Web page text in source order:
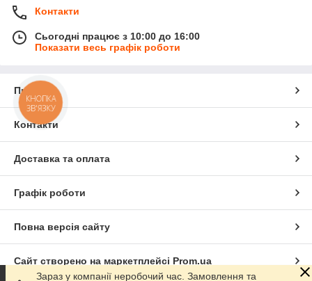
Контакти
Сьогодні працює з 10:00 до 16:00
Показати весь графік роботи
Про нас
Контакти
Доставка та оплата
Графік роботи
Повна версія сайту
Сайт створено на маркетплейсі Prom.ua
Зараз у компанії неробочий час. Замовлення та
КНОПКА
ЗВ'ЯЗКУ